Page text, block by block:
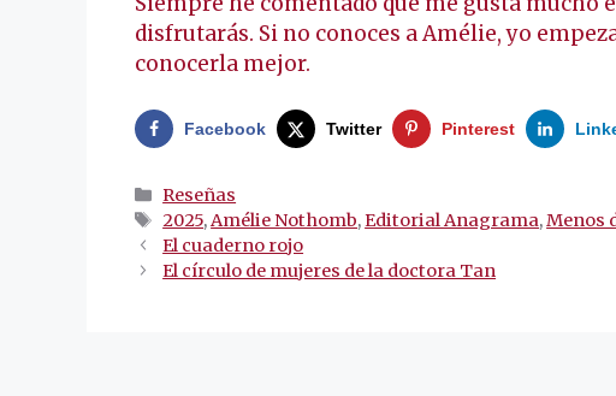
disfrutarás. Si no conoces a Amélie, yo
conocerla mejor.
Facebook Twitter Pinterest
Categorías
Reseñas
Etiquetas
2025,Amélie Nothomb,Editorial Anagrama,Menos
Navegación
de
El cuaderno rojo
El círculo de mujeres de la doctora Tan